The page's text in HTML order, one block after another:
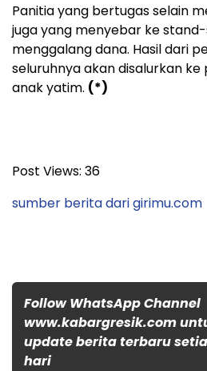
Panitia yang bertugas selain
juga yang menyebar ke
menggalang dana. Hasil dari
seluruhnya akan disalurkan
anak yatim. (*)
Post Views: 36
sumber berita dari girimu.com
Follow WhatsApp Channel
www.kabargresik.com
update berita terbaru
hari